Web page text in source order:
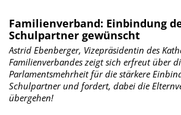
Familienverband: Einbindung
Schulpartner gewünscht
Astrid Ebenberger, Vizepräsidentin des
Familienverbandes zeigt sich erfreut über
Parlamentsmehrheit für die stärkere
Schulpartner und fordert, dabei die
übergehen!